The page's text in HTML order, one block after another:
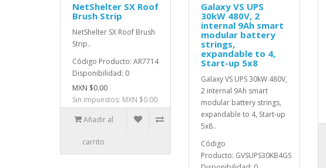
NetShelter SX Roof
Brush Strip
NetShelter SX Roof Brush
Strip..
Código Producto: AR7714
Disponibilidad: 0
MXN $0.00
Sin impuestos: MXN $0.00
Añadir al
carrito
Galaxy VS UPS
30kW 480V, 2
internal 9Ah smart
modular battery
strings,
expandable to 4,
Start-up 5x8
Galaxy VS UPS 30kW 480V,
2 internal 9Ah smart
modular battery strings,
expandable to 4, Start-up
5x8..
Código
Producto: GVSUPS30KB4GS